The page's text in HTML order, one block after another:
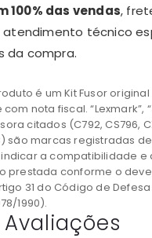
100% das vendas,
atendimento técnico
da compra.
é um Kit Fusor original
nota fiscal. “Lexmark”,
citados (C792, CS796,
são marcas registradas
a compatibilidade e
prestada conforme o
31 do Código de
1990).
Avaliações